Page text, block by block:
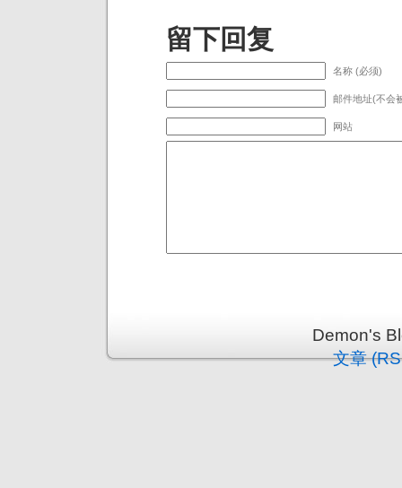
留下回复
名称 (必须)
邮件地址(不会
网站
Demon's
文章